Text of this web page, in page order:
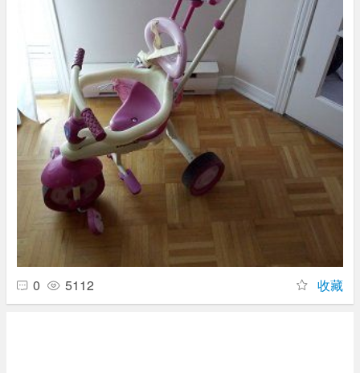
0 5112 收藏